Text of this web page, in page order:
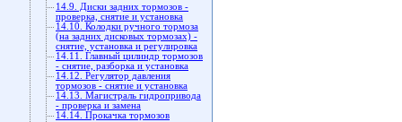
14.9. Диски задних тормозов -
проверка, снятие и установка
14.10. Колодки ручного тормоза
(на задних дисковых тормозах) -
снятие, установка и регулировка
14.11. Главный цилиндр тормозов
- снятие, разборка и установка
14.12. Регулятор давления
тормозов - снятие и установка
14.13. Магистраль гидропривода
- проверка и замена
14.14. Прокачка тормозов